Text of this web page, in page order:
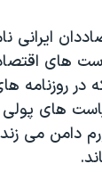
ایرانی
های
در روزنامه
های
دامن می